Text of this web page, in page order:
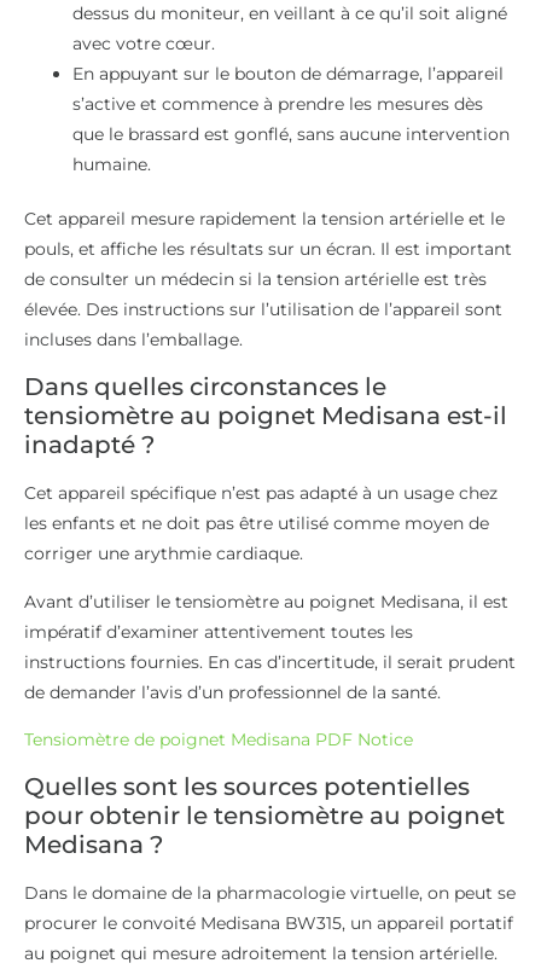
dessus du moniteur, en veillant à ce qu’il soit aligné
avec votre cœur.
En appuyant sur le bouton de démarrage, l’appareil
s’active et commence à prendre les mesures dès
que le brassard est gonflé, sans aucune intervention
humaine.
Cet appareil mesure rapidement la tension artérielle et le
pouls, et affiche les résultats sur un écran. Il est important
de consulter un médecin si la tension artérielle est très
élevée. Des instructions sur l’utilisation de l’appareil sont
incluses dans l’emballage.
Dans quelles circonstances le
tensiomètre au poignet Medisana est-il
inadapté ?
Cet appareil spécifique n’est pas adapté à un usage chez
les enfants et ne doit pas être utilisé comme moyen de
corriger une arythmie cardiaque.
Avant d’utiliser le tensiomètre au poignet Medisana, il est
impératif d’examiner attentivement toutes les
instructions fournies. En cas d’incertitude, il serait prudent
de demander l’avis d’un professionnel de la santé.
Tensiomètre de poignet Medisana PDF Notice
Quelles sont les sources potentielles
pour obtenir le tensiomètre au poignet
Medisana ?
Dans le domaine de la pharmacologie virtuelle, on peut se
procurer le convoité Medisana BW315, un appareil portatif
au poignet qui mesure adroitement la tension artérielle.